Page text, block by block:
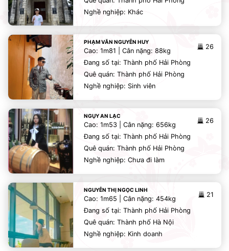
Nghề nghiệp: Khác
PHẠM VĂN NGUYỄN HUY
26
Cao: 1m81 | Cân nặng: 88kg
Đang số tại: Thành phố Hải Phòng
Quê quán: Thành phố Hải Phòng
Nghề nghiệp: Sinh viên
NGỤY AN LẠC
26
Cao: 1m53 | Cân nặng: 656kg
Đang số tại: Thành phố Hải Phòng
Quê quán: Thành phố Hải Phòng
Nghề nghiệp: Chưa đi làm
NGUYỄN THỊ NGỌC LINH
21
Cao: 1m65 | Cân nặng: 454kg
Đang số tại: Thành phố Hải Phòng
Quê quán: Thành phố Hà Nội
Nghề nghiệp: Kinh doanh